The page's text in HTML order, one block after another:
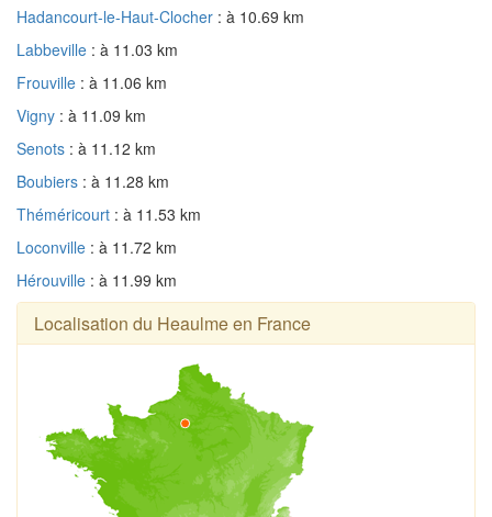
Hadancourt-le-Haut-Clocher : à 10.69 km
Labbeville : à 11.03 km
Frouville : à 11.06 km
Vigny : à 11.09 km
Senots : à 11.12 km
Boubiers : à 11.28 km
Théméricourt : à 11.53 km
Loconville : à 11.72 km
Hérouville : à 11.99 km
Localisation du Heaulme en France